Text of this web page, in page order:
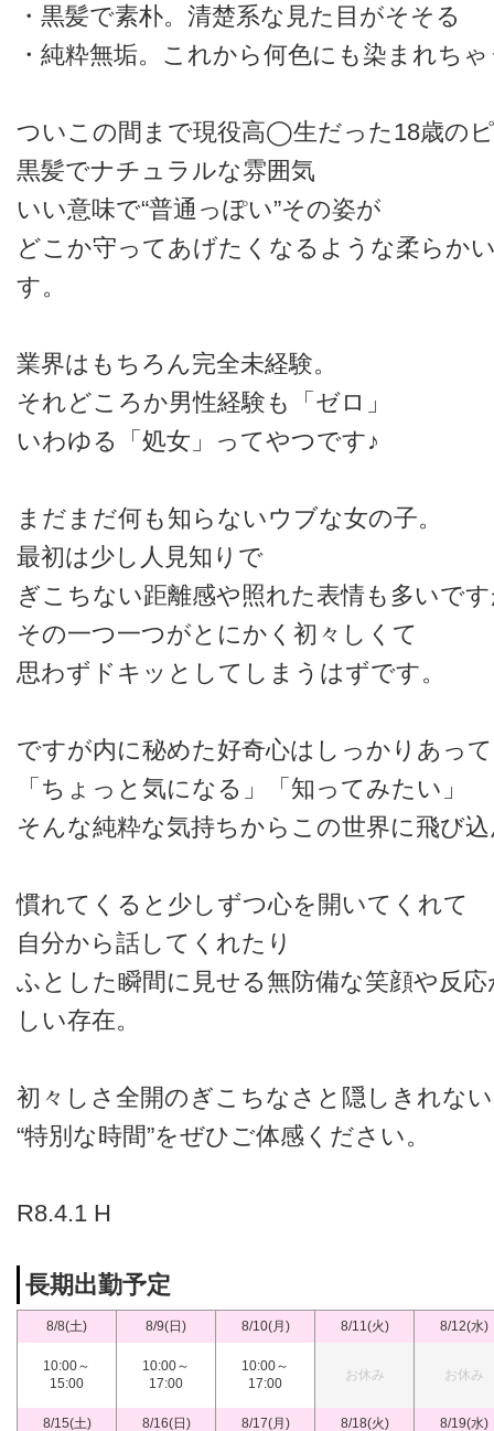
・黒髪で素朴。清楚系な見た目がそそる
・純粋無垢。これから何色にも染まれち
ついこの間まで現役高◯生だった18歳の
黒髪でナチュラルな雰囲気
いい意味で“普通っぽい”その姿が
どこか守ってあげたくなるような柔らか
す。
業界はもちろん完全未経験。
それどころか男性経験も「ゼロ」
いわゆる「処女」ってやつです♪
まだまだ何も知らないウブな女の子。
最初は少し人見知りで
ぎこちない距離感や照れた表情も多いで
その一つ一つがとにかく初々しくて
思わずドキッとしてしまうはずです。
ですが内に秘めた好奇心はしっかりあって
「ちょっと気になる」「知ってみたい」
そんな純粋な気持ちからこの世界に飛び
慣れてくると少しずつ心を開いてくれて
自分から話してくれたり
ふとした瞬間に見せる無防備な笑顔や反
しい存在。
初々しさ全開のぎこちなさと隠しきれな
“特別な時間”をぜひご体感ください。
R8.4.1 H
長期出勤予定
8/8(土) 8/9(日) 8/10(月) 8/11(火) 8/12(水)
10:00～
15:00
10:00～
17:00
10:00～
17:00
お休み お休み
8/15(土) 8/16(日) 8/17(月) 8/18(火) 8/19(水)